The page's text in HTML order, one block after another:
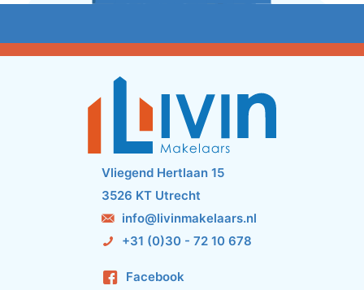
Vliegend Hertlaan 15
3526 KT Utrecht
info@livinmakelaars.nl
+31 (0)30 - 72 10 678
Facebook